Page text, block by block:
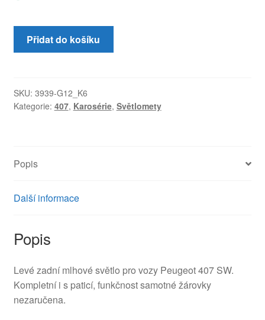
Levá
zadní
407
SW
Přidat do košíku
SKU: 3939-G12_K6
Kategorie: 407, Karosérie, Světlomety
Popis
Další informace
Popis
Levé zadní mlhové světlo pro vozy Peugeot 407 SW.
Kompletní i s paticí, funkčnost samotné žárovky
nezaručena.